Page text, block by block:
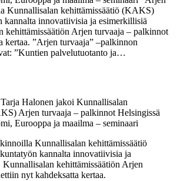
Kunnallisalan kehittämissäätiö (KAKS)
kannalta innovatiivisia ja esimerkillisiä
kehittämissäätiön Arjen turvaaja – palkinnot
kertaa. ”Arjen turvaaja” –palkinnon
”Kuntien palvelutuotanto ja…
Halonen jakoi Kunnallisalan
Arjen turvaaja – palkinnot Helsingissä
Eurooppa ja maailma – seminaari
Kunnallisalan kehittämissäätiö
kannalta innovatiivisia ja
kehittämissäätiön Arjen
nyt kahdeksatta kertaa.